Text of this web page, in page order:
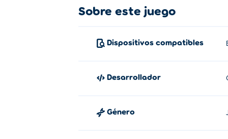
Jelly Cat fue creado por Gametornado.
Sobre este juego
Dispositivos compatibles
Desarrollador
Género